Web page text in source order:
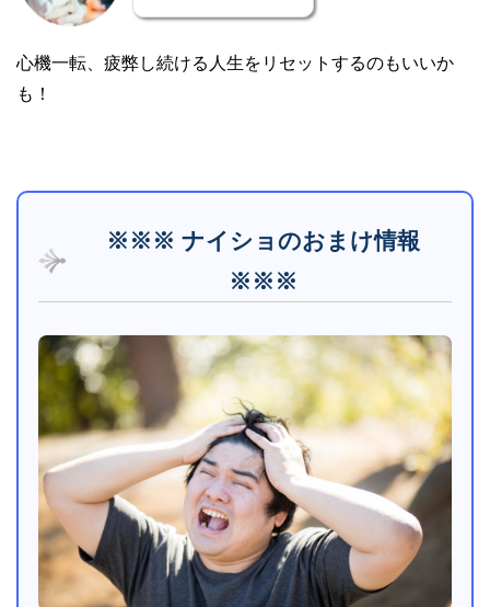
心機一転、疲弊し続ける人生をリセットするのもいいか
も！
※※※ ナイショのおまけ情報
※※※